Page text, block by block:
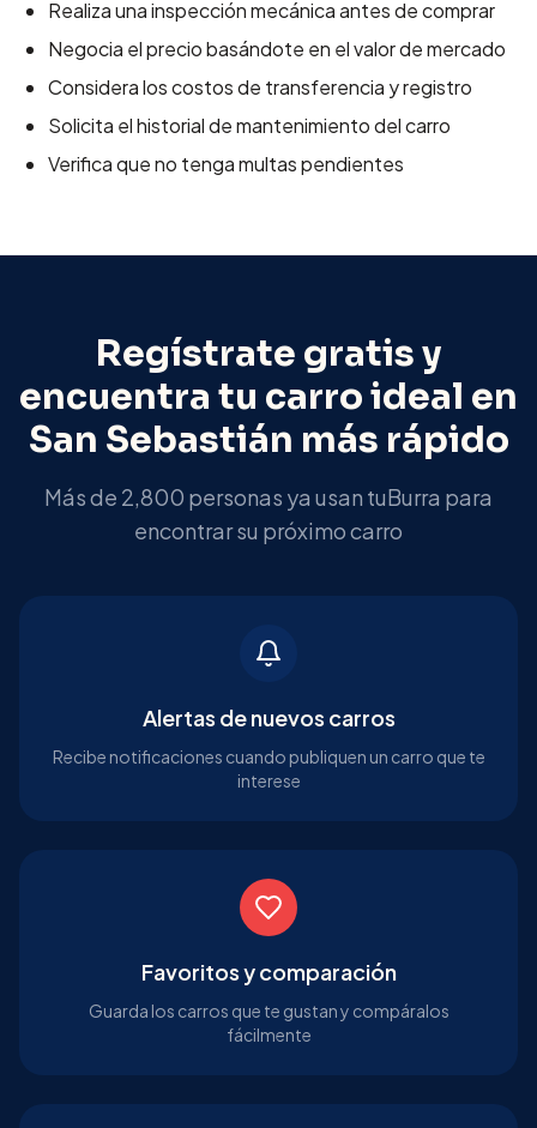
Realiza una inspección mecánica antes de comprar
Negocia el precio basándote en el valor de mercado
Considera los costos de transferencia y registro
Solicita el historial de mantenimiento del carro
Verifica que no tenga multas pendientes
Regístrate gratis y
encuentra tu carro ideal en
San Sebastián más rápido
Más de 2,800 personas ya usan tuBurra para
encontrar su próximo carro
Alertas de nuevos carros
Recibe notificaciones cuando publiquen un carro que te
interese
Favoritos y comparación
Guarda los carros que te gustan y compáralos
fácilmente